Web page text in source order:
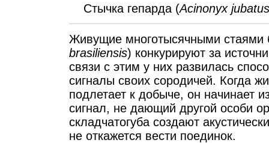
Стычка гепарда (Acinonyx jubatus
Живущие многотысячными стаями
brasiliensis) конкурируют за
связи с этим у них развилась
сигналы своих сородичей. Когда
подлетает к добыче, он начинает
сигнал, не дающий другой особи
складчатогуба создают
не откажется вести поединок.